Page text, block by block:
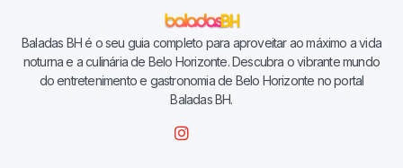
Baladas BH é o seu guia completo para aproveitar ao máximo a vida
noturna e a culinária de Belo Horizonte. Descubra o vibrante mundo
do entretenimento e gastronomia de Belo Horizonte no portal
Baladas BH.